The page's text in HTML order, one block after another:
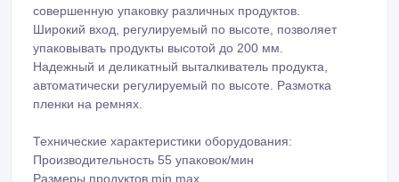
совершенную упаковку различных продуктов.
Широкий вход, регулируемый по высоте, позволяет
упаковывать продукты высотой до 200 мм.
Надежный и деликатный выталкиватель продукта,
автоматически регулируемый по высоте. Размотка
пленки на ремнях.
Технические характеристики оборудования:
Производительность 55 упаковок/мин
Размеры продуктов min max